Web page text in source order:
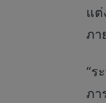
แต่
ภา
“ร
ภา